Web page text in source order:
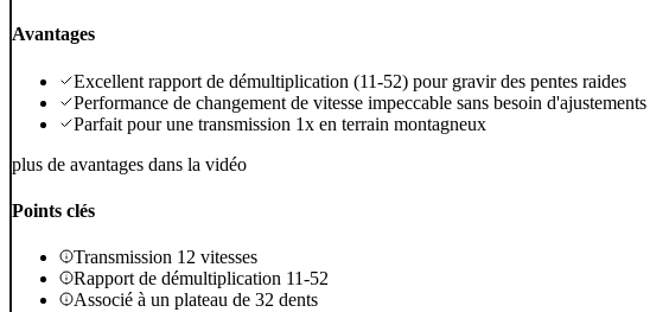
Avantages
Excellent rapport de démultiplication (11-52) pour gravir des pentes raides
Performance de changement de vitesse impeccable sans besoin d'ajustements
Parfait pour une transmission 1x en terrain montagneux
plus de avantages dans la vidéo
Points clés
Transmission 12 vitesses
Rapport de démultiplication 11-52
Associé à un plateau de 32 dents